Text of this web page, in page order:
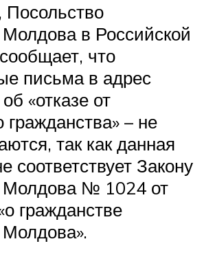
в Российской
что
письма в адрес
«отказе от
гражданства» – не
так как данная
соответствует Закону
Молдова № 1024 от
гражданстве